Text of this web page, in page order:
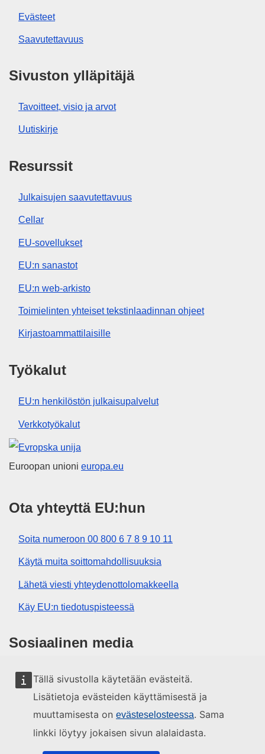
Tällä sivustolla käytetään evästeitä.
Lisätietoja evästeiden käyttämisestä ja
muuttamisesta on evästeselosteessa. Sama
linkki löytyy jokaisen sivun alalaidasta.
Evästeet
Saavutettavuus
Sivuston ylläpitäjä
Tavoitteet, visio ja arvot
Uutiskirje
Resurssit
Julkaisujen saavutettavuus
Cellar
EU-sovellukset
EU:n sanastot
EU:n web-arkisto
Toimielinten yhteiset tekstinlaadinnan ohjeet
Kirjastoammattilaisille
Työkalut
EU:n henkilöstön julkaisupalvelut
Verkkotyökalut
Euroopan unioni
Euroopan unioni europa.eu
Ota yhteyttä EU:hun
Soita numeroon 00 800 6 7 8 9 10 11
Käytä muita soittomahdollisuuksia
Lähetä viesti yhteydenottolomakkeella
Käy EU:n tiedotuspisteessä
Sosiaalinen media
EU sosiaalisessa mediassa
EU:n toimielimet ja muut elimet